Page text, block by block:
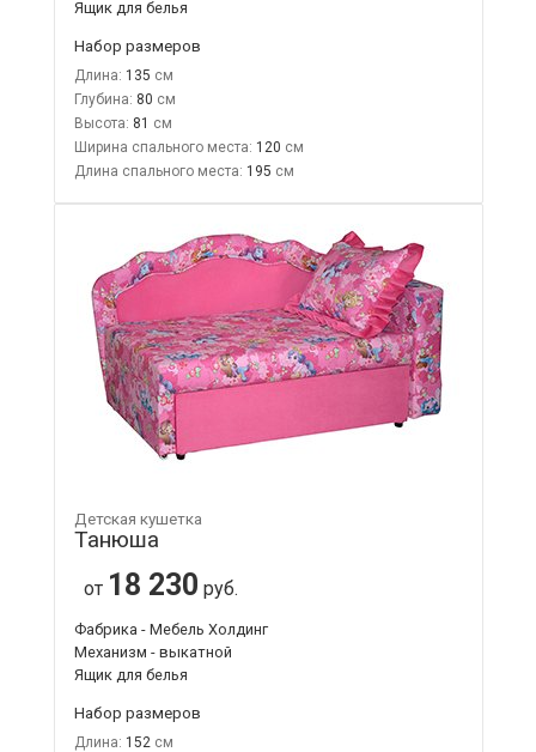
Ящик для белья
Набор размеров
Длина: 135
Глубина: 80
Высота: 81
Ширина спального места: 120
Длина спального места: 195
Детская кушетка
Танюша
от 18 230 руб.
Фабрика - Мебель Холдинг
Механизм - выкатной
Ящик для белья
Набор размеров
Длина: 152